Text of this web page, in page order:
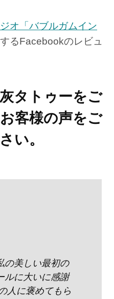
オ「バブルガムイン
るFacebookのレビュ
タトゥーをご
客様の声をご
い。
の美しい最初の
ルに大いに感謝
人に褒めてもら